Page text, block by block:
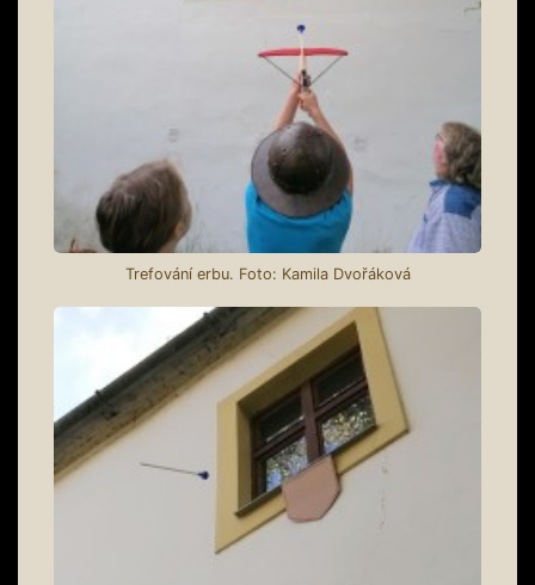
Trefování erbu. Foto: Kamila Dvořáková